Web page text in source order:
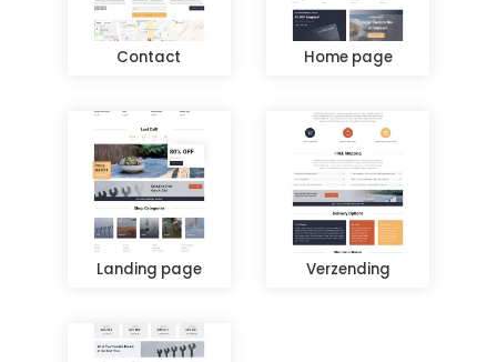
Contact Home page
Landing page Verzending